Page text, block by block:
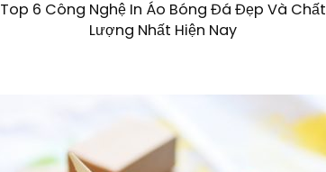
Top 6 Công Nghệ In Áo Bóng Đá Đẹp Và Chất
Lượng Nhất Hiện Nay